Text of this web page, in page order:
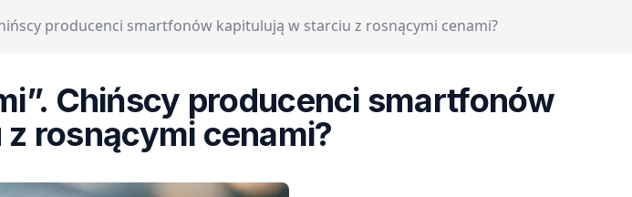
producenci smartfonów kapitulują w starciu z rosnącymi cenami?
Chińscy producenci smartfonów
rosnącymi cenami?